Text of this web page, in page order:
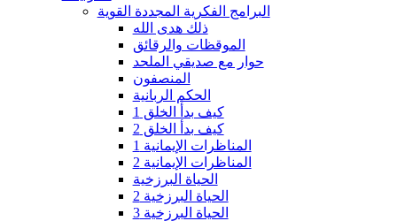
البرامج الفكرية المجددة القوية
ذلك هدى الله
الموقظات والرقائق
حوار مع صديقي الملحد
المنصفون
الحكم الربانية
كيف بدأ الخلق 1
كيف بدأ الخلق 2
المناظرات الإيمانية 1
المناظرات الإيمانية 2
الحياة البرزخية
الحياة البرزخية 2
الحياة البرزخية 3